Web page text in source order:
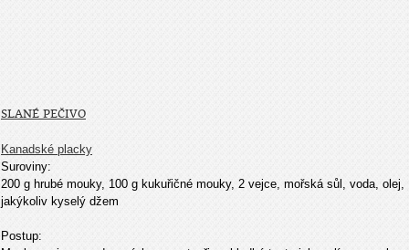
SLANÉ PEČIVO
Kanadské placky
Suroviny:
200 g hrubé mouky, 100 g kukuřičné mouky, 2 vejce, mořská sů l, voda, olej,
jakýkoliv kyselý džem
Postup: